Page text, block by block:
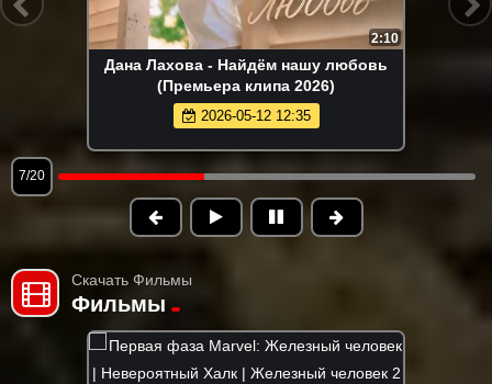
2:10
Дана Лахова - Найдём нашу любовь
(Премьера клипа 2026)
2026-05-12 12:35
7/20
Скачать Фильмы
Фильмы